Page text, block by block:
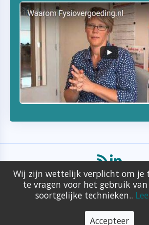
© 2017 - 2026 Trots aangedreven door
zijn auteursrechtelijk beschermd door
eigenaars, alle andere content is
Zorgvergoeding.com
Ontworpen en onderhouden door
Wij zijn wettelijk verplicht om je
te vragen voor het gebruik van
soortgelijke technieken..
Accepteer